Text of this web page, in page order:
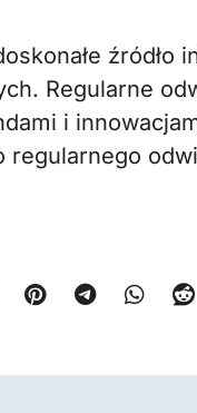
źródło
Regularne
i
regularnego